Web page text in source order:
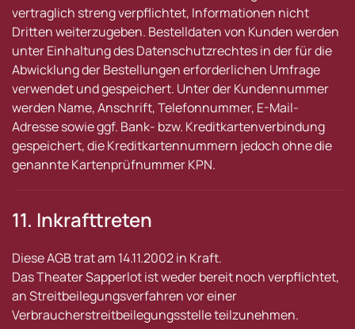
vertraglich streng verpflichtet, Informationen nicht
Dritten weiterzugeben. Bestelldaten von Kunden werden
unter Einhaltung des Datenschutzrechtes in der für die
Abwicklung der Bestellungen erforderlichen Umfrage
verwendet und gespeichert. Unter der Kundennummer
werden Name, Anschrift, Telefonnummer, E-Mail-
Adresse sowie ggf. Bank- bzw. Kreditkartenverbindung
gespeichert, die Kreditkartennummern jedoch ohne die
genannte Kartenprüfnummer KPN.
11. Inkrafttreten
Diese AGB trat am 14.11.2002 in Kraft.
Das Theater Sapperlot ist weder bereit noch verpflichtet,
an Streitbeilegungsverfahren vor einer
Verbraucherstreitbeilegungsstelle teilzunehmen.